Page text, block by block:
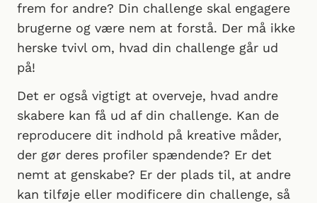
frem for andre? Din challenge skal engagere
brugerne og være nem at forstå. Der må ikke
herske tvivl om, hvad din challenge går ud
på!
Det er også vigtigt at overveje, hvad andre
skabere kan få ud af din challenge. Kan de
reproducere dit indhold på kreative måder,
der gør deres profiler spændende? Er det
nemt at genskabe? Er der plads til, at andre
kan tilføje eller modificere din challenge, så